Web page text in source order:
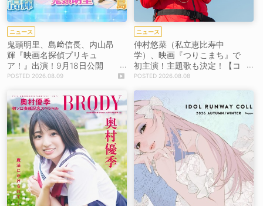
ニュース
鬼頭明里、島﨑信長、内山昂
輝『映画名探偵プリキュ
ア！』出演！9月18日公開
【コメントあり】
2026.08.09
ニュース
仲村悠菜（私立恵比寿中
学）、映画『つりこまち』で
初主演！主題歌も決定！【コ
メントあり】
2026.08.08